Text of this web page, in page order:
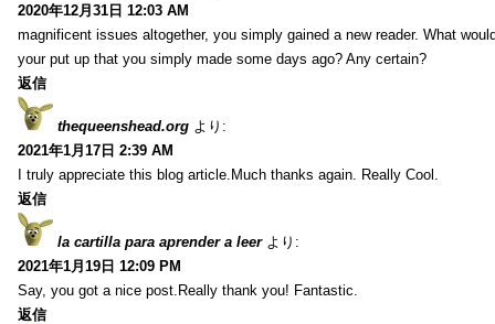
2020年12月31日 12:03 AM
magnificent issues altogether, you simply gained a new reader. What
your put up that you simply made some days ago? Any certain?
返信
thequeenshead.org より:
2021年1月17日 2:39 AM
I truly appreciate this blog article.Much thanks again. Really Cool.
返信
la cartilla para aprender a leer より:
2021年1月19日 12:09 PM
Say, you got a nice post.Really thank you! Fantastic.
返信